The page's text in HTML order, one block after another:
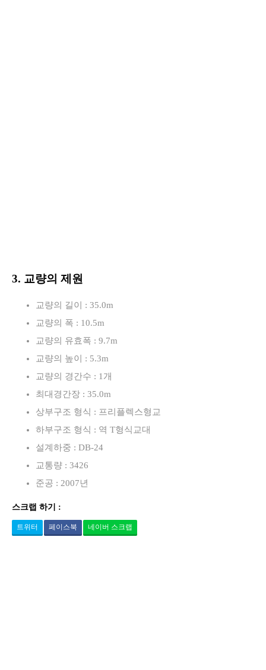
3. 교량의 제원
교량의 길이 : 35.0m
교량의 폭 : 10.5m
교량의 유효폭 : 9.7m
교량의 높이 : 5.3m
교량의 경간수 : 1개
최대경간장 : 35.0m
상부구조 형식 : 프리플렉스형교
하부구조 형식 : 역 T형식교대
설계하중 : DB-24
교통량 : 3426
준공 : 2007년
스크랩 하기 :
트위터 페이스북 네이버 스크랩